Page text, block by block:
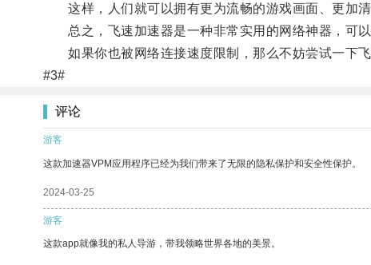
这样，人们就可以拥有更为流畅的游戏画面、更加清
总之，飞速加速器是一种非常实用的网络神器，可以
如果你也被网络连接速度限制，那么不妨尝试一下飞
#3#
评论
游客
这款加速器VPM应用程序已经为我们带来了无限的隐私保护和安全性保护。
2024-03-25
游客
这款app就像我的私人导游，带我领略世界各地的美景。